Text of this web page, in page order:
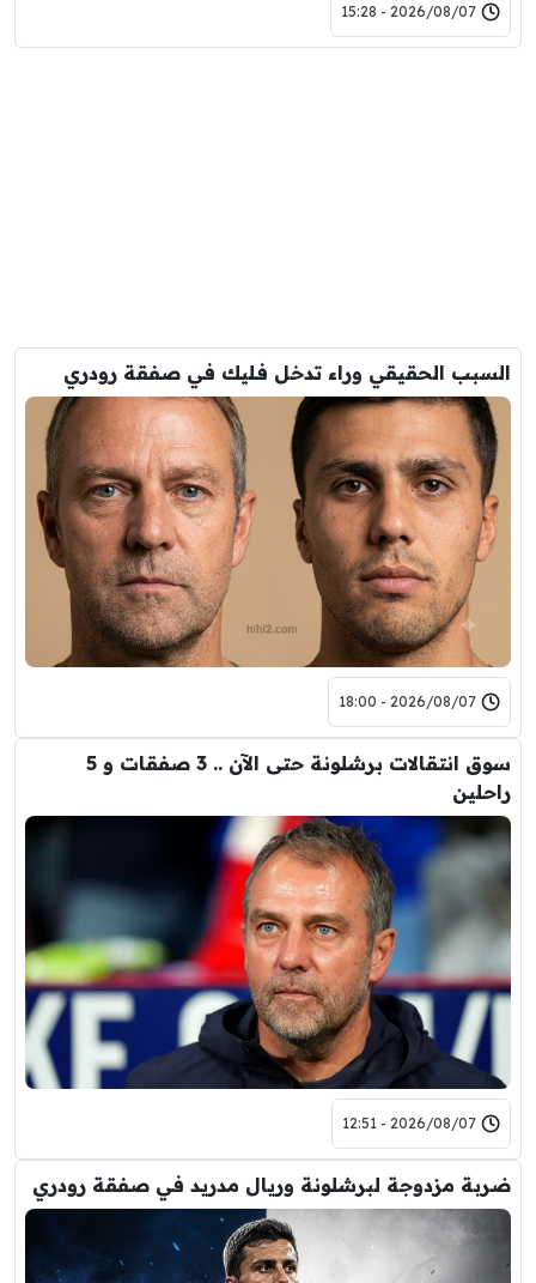
2026/08/07 - 15:28
السبب الحقيقي وراء تدخل فليك في صفقة رودري
2026/08/07 - 18:00
سوق انتقالات برشلونة حتى الآن .. 3 صفقات و 5
راحلين
2026/08/07 - 12:51
ضربة مزدوجة لبرشلونة وريال مدريد في صفقة رودري